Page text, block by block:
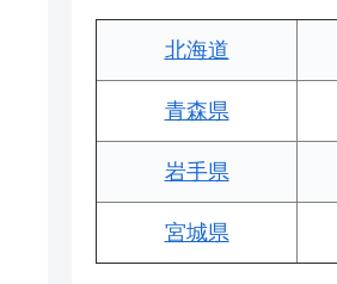
北海道
青森県
岩手県
宮城県